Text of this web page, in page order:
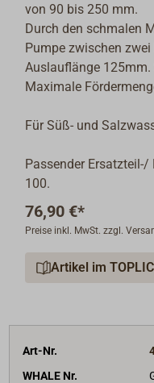
von 90 bis 250 mm.
Durch den schmalen
Pumpe zwischen
Auslauflänge
Maximale
Für Süß- und
Passender
100.
76,90 €*
Preise inkl. MwSt. zzgl.
Artikel im
Art-Nr.
WHALE Nr.